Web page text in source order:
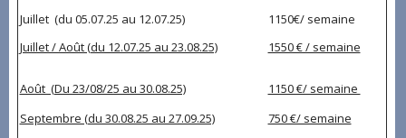
Juillet (du 05.07.25 au 12.07.25)
Juillet / Août (du 12.07.25 au 23.08.25)
1150€/ semaine
1550 € / semaine
Août (Du 23/08/25 au 30.08.25)
1150 €/ semaine
Septembre (du 30.08.25 au 27.09.25)
750 €/ semaine